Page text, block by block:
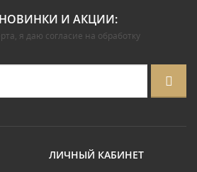
И АКЦИИ:
я даю согласие на обработку
ЛИЧНЫЙ КАБИНЕТ